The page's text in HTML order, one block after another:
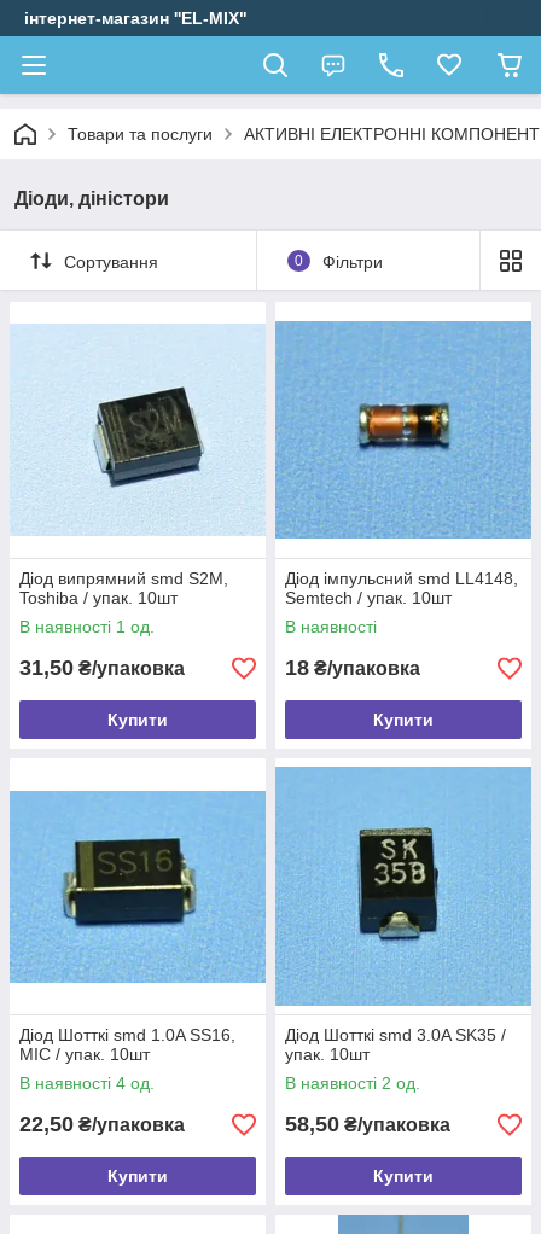
інтернет-магазин ''EL-MIX"
Товари та послуги АКТИВНІ ЕЛЕКТРОННІ
Діоди, діністори
Сортування 0 Фільтри
Діод випрямний smd S2M,
Toshiba / упак. 10шт
В наявності 1 од.
31,50 ₴/упаковка
Купити
Діод імпульсний smd LL4148,
Semtech / упак. 10шт
В наявності
18 ₴/упаковка
Купити
Діод Шотткі smd 1.0A SS16,
MIC / упак. 10шт
В наявності 4 од.
22,50 ₴/упаковка
Купити
Діод Шотткі smd 3.0A SK35 /
упак. 10шт
В наявності 2 од.
58,50 ₴/упаковка
Купити